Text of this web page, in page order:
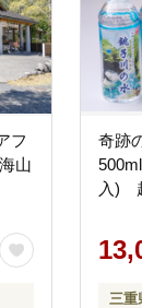
フ
山
奇跡
入)
三重